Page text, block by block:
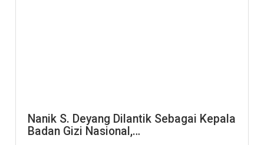
Nanik S. Deyang Dilantik Sebagai Kepala
Badan Gizi Nasional,…